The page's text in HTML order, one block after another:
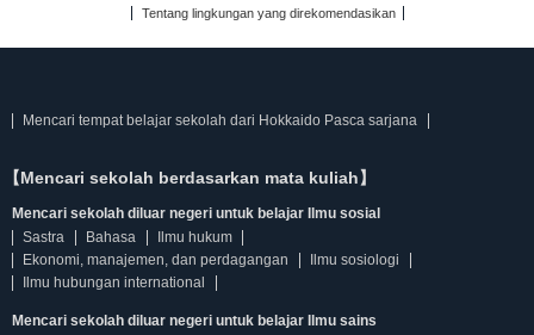
Tentang lingkungan yang direkomendasikan
Mencari tempat belajar sekolah dari Hokkaido Pasca sarjana
【Mencari sekolah berdasarkan mata kuliah】
Mencari sekolah diluar negeri untuk belajar Ilmu sosial
Sastra
Bahasa
Ilmu hukum
Ekonomi, manajemen, dan perdagangan
Ilmu sosiologi
Ilmu hubungan international
Mencari sekolah diluar negeri untuk belajar Ilmu sains